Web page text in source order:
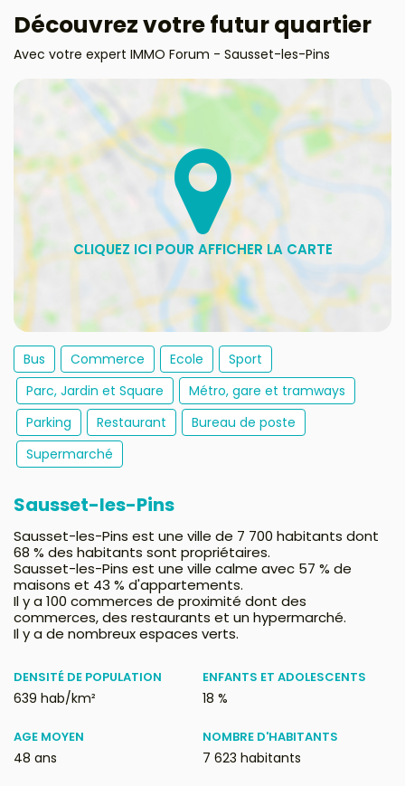
Découvrez votre futur quartier
Avec votre expert IMMO Forum - Sausset-les-Pins
Bus Commerce Ecole
Sport
Parc, Jardin et Square
Métro, gare et tramways
Parking
Restaurant
Bureau de poste
Supermarché
Sausset-les-Pins
Sausset-les-Pins est une ville de 7 700 habitants dont
68 % des habitants sont propriétaires.
Sausset-les-Pins est une ville calme avec 57 % de
maisons et 43 % d'appartements.
Il y a 100 commerces de proximité dont des
commerces, des restaurants et un hypermarché.
Il y a de nombreux espaces verts.
DENSITÉ DE POPULATION
639 hab/km²
ENFANTS ET ADOLESCENTS
18 %
AGE MOYEN
48 ans
NOMBRE D'HABITANTS
7 623 habitants